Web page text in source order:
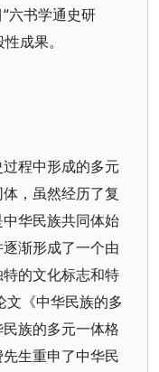
六书学通史研
成果。
程中形成的多元
，虽然经历了复
华民族共同体始
渐形成了一个由
的文化标志和特
文《中华民族的多
族的多元一体格
生重申了中华民